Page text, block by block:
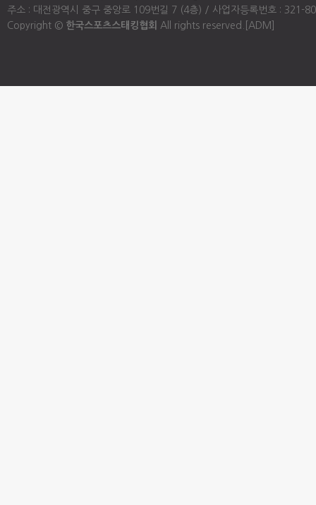
주소 : 대전광역시 중구 중앙로 109번길 7 (4층) / 사업자등록번호 :
Copyright © 한국스포츠스태킹협회 All rights reserved. [ADM]